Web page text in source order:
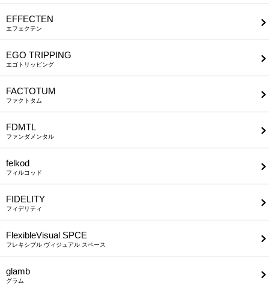
EFFECTEN
エフェクテン
EGO TRIPPING
エゴトリッピング
FACTOTUM
ファクトタム
FDMTL
ファンダメンタル
felkod
フィルコッド
FIDELITY
フィデリティ
FlexibleVisual SPCE
フレキシブル ヴィジュアル スペース
glamb
グラム